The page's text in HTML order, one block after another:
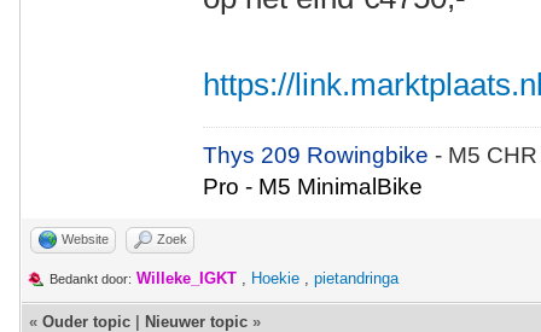
https://
Thys 209 Rowingbike- M5
Pro - M5 MinimalBike
Website Zoek
Bedankt door: Willeke_IGKT , Hoekie , pietandringa
« Ouder topic Nieuwer topic »